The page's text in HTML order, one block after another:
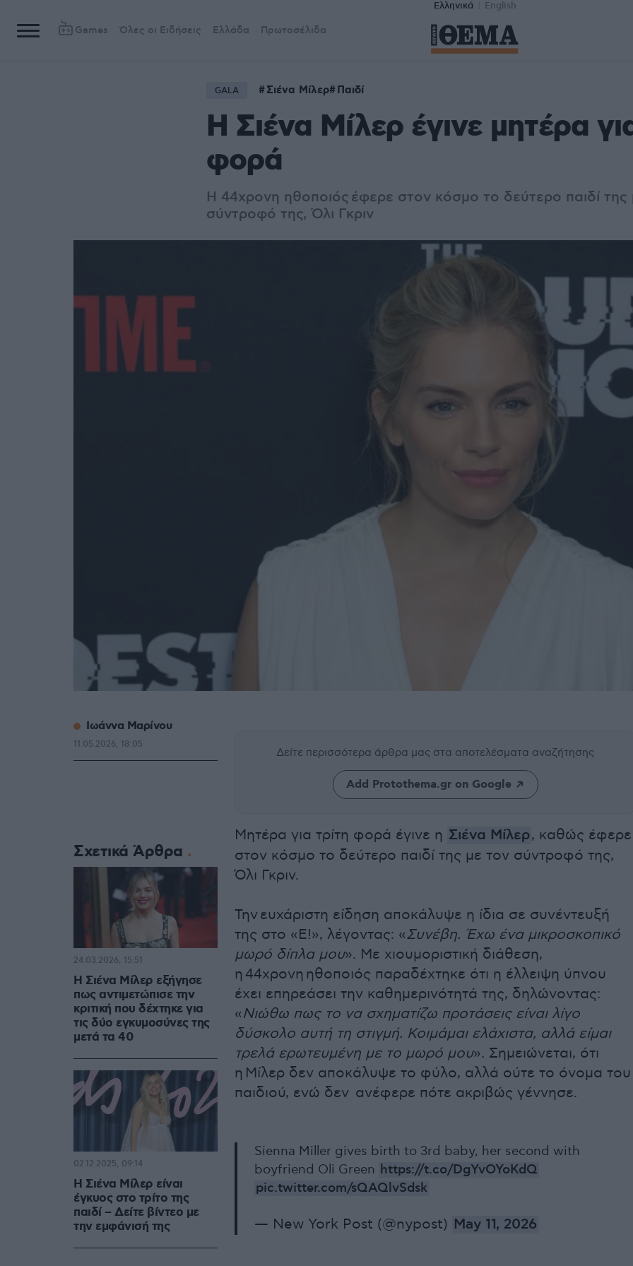
Ελληνικά English
Games Όλες οι Ειδήσεις Ελλάδα Πρωτοσέλιδα
GALA Σιένα Μίλερ Παιδί
Η Σιένα Μίλερ έγινε μητέρα
φορά
Η 44χρονη ηθοποιός έφερε στον κόσμο το δεύτερο παιδί της
σύντροφό της, Όλι Γκριν
Δείτε περισσότερα άρθρα μας στα αποτελέσματα αναζήτησης
Add Protothema.gr on Google
Μητέρα για τρίτη φορά έγινε η Σιένα Μίλερ, καθώς έφερε
στον κόσμο το δεύτερο παιδί της με τον σύντροφό της,
Όλι Γκριν.
Την ευχάριστη είδηση αποκάλυψε η ίδια σε συνέντευξή
της στο «E!», λέγοντας: «Συνέβη. Έχω ένα μικροσκοπικό
μωρό δίπλα μου». Με χιουμοριστική διάθεση,
η 44χρονη ηθοποιός παραδέχτηκε ότι η έλλειψη ύπνου
έχει επηρεάσει την καθημερινότητά της, δηλώνοντας:
«Νιώθω πως το να σχηματίζω προτάσεις είναι λίγο
δύσκολο αυτή τη στιγμή. Κοιμάμαι ελάχιστα, αλλά είμαι
τρελά ερωτευμένη με το μωρό μου». Σημειώνεται, ότι
η Μίλερ δεν αποκάλυψε το φύλο, αλλά ούτε το όνομα του
παιδιού, ενώ δεν ανέφερε πότε ακριβώς γέννησε.
Sienna Miller gives birth to 3rd baby, her second with
boyfriend Oli Green https://t.co/DgYvOYoKdQ
pic.twitter.com/sQAQlvSdsk
— New York Post (@nypost) May 11, 2026
Ιωάννα Μαρίνου
11.05.2026, 18:05
Σχετικά Άρθρα
Η Σιένα Μίλερ εξήγησε
πως αντιμετώπισε την
κριτική που δέχτηκε για
τις δύο εγκυμοσύνες της
μετά τα 40
24.03.2026, 15:51
Η Σιένα Μίλερ είναι
έγκυος στο τρίτο της
παιδί – Δείτε βίντεο με
την εμφάνισή της
02.12.2025, 09:14